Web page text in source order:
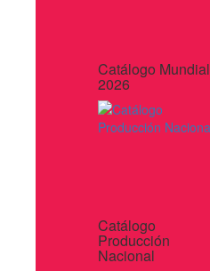
Catálogo Mundial
2026
Catálogo
Producción
Nacional